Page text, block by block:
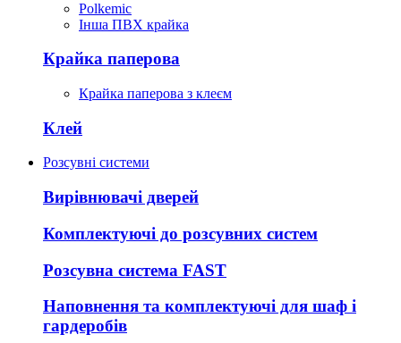
Polkemic
Інша ПВХ крайка
Крайка паперова
Крайка паперова з клеєм
Клей
Розсувні системи
Вирівнювачі дверей
Комплектуючі до розсувних систем
Розсувна система FAST
Наповнення та комплектуючі для шаф і
гардеробів